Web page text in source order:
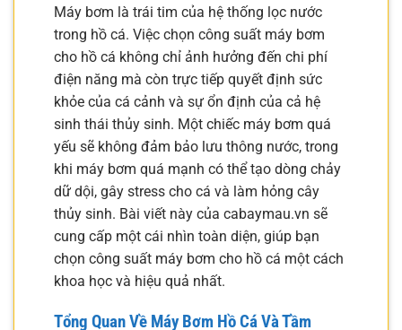
Máy bơm là trái tim của hệ thống lọc nước
trong hồ cá. Việc chọn công suất máy bơm
cho hồ cá không chỉ ảnh hưởng đến chi phí
điện năng mà còn trực tiếp quyết định sức
khỏe của cá cảnh và sự ổn định của cả hệ
sinh thái thủy sinh. Một chiếc máy bơm quá
yếu sẽ không đảm bảo lưu thông nước, trong
khi máy bơm quá mạnh có thể tạo dòng chảy
dữ dội, gây stress cho cá và làm hỏng cây
thủy sinh. Bài viết này của cabaymau.vn sẽ
cung cấp một cái nhìn toàn diện, giúp bạn
chọn công suất máy bơm cho hồ cá một cách
khoa học và hiệu quả nhất.
Tổng Quan Về Máy Bơm Hồ Cá Và Tầm